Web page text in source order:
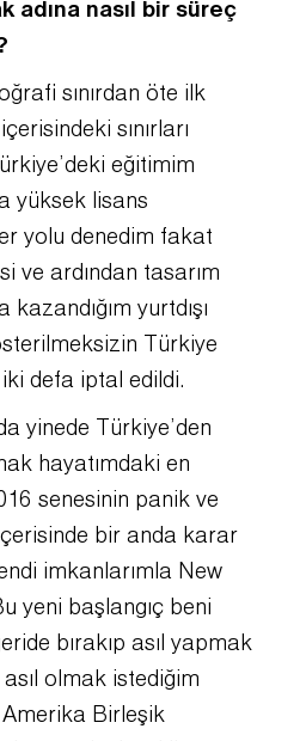
adına nasıl bir süreç
sınırdan öte ilk
sınırları
eğitimim
yüksek lisans
yolu denedim fakat
ve ardından tasarım
kazandığım yurtdışı
Türkiye
defa iptal edildi.
yinede Türkiye’den
hayatımdaki en
senesinin panik ve
bir anda karar
imkanlarımla New
yeni başlangıç beni
bırakıp asıl yapmak
olmak istediğim
Amerika Birleşik